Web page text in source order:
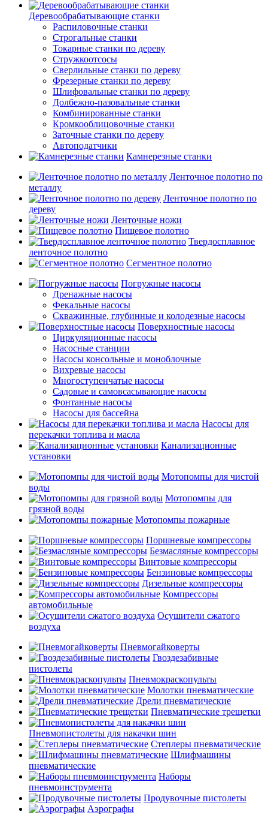
Деревообрабатывающие станки
Распиловочные станки
Строгальные станки
Токарные станки по дереву
Стружкоотсосы
Сверлильные станки по дереву
Фрезерные станки по дереву
Шлифовальные станки по дереву
Долбежно-пазовальные станки
Комбинированные станки
Кромкооблицовочные станки
Заточные станки по дереву
Автоподатчики
Камнерезные станки
Ленточное полотно по
металлу
Ленточное полотно по
дереву
Ленточные ножи
Пищевое полотно
Твердосплавное
ленточное полотно
Сегментное полотно
Погружные насосы
Дренажные насосы
Фекальные насосы
Скважинные, глубинные и колодезные насосы
Поверхностные насосы
Циркуляционные насосы
Насосные станции
Насосы консольные и моноблочные
Вихревые насосы
Многоступенчатые насосы
Садовые и самовсасывающие насосы
Фонтанные насосы
Насосы для бассейна
Насосы для
перекачки топлива и масла
Канализационные
установки
Мотопомпы для чистой
воды
Мотопомпы для
грязной воды
Мотопомпы пожарные
Поршневые компрессоры
Безмасляные компрессоры
Винтовые компрессоры
Бензиновые компрессоры
Дизельные компрессоры
Компрессоры
автомобильные
Осушители сжатого
воздуха
Пневмогайковерты
Гвоздезабивные
пистолеты
Пневмокраскопульты
Молотки пневматические
Дрели пневматические
Пневматические трещетки
Пневмопистолеты для накачки шин
Степлеры пневматические
Шлифмашины
пневматические
Наборы
пневмоинструмента
Продувочные пистолеты
Аэрографы